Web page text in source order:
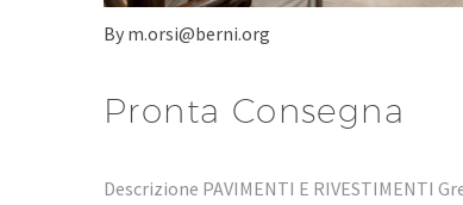
By m.orsi@berni.org
Pronta Consegna
Descrizione PAVIMENTI E RIVESTIMENTI